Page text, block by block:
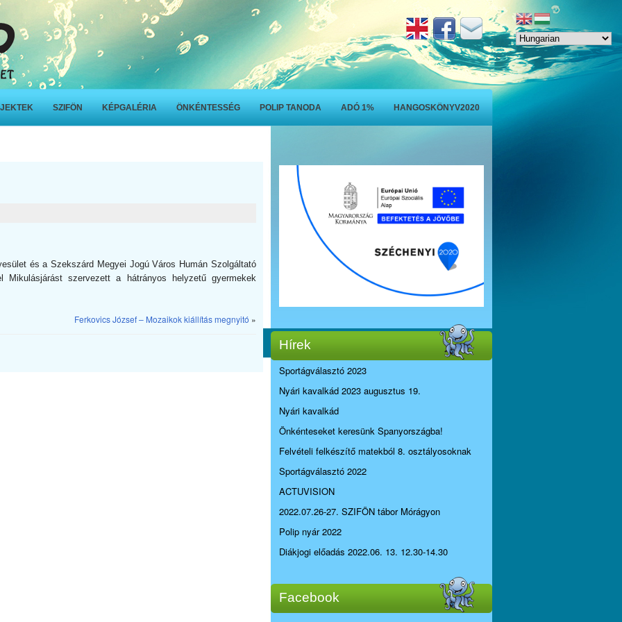
SZIFÖN KÉPGALÉRIA ÖNKÉNTESSÉG POLIP TANODA ADÓ 1% HANGOSKÖNYV2020
és a Szekszárd Megyei Jogú Város Humán Szolgáltató
Mikulásjárást szervezett a hátrányos helyzetű gyermekek
Ferkovics József – Mozaikok kiállítás megnyitó »
Hírek
Sportágválasztó 2023
Nyári kavalkád 2023 augusztus 19.
Nyári kavalkád
Önkénteseket keresünk Spanyországba!
Felvételi felkészítő matekból 8. osztályosoknak
Sportágválasztó 2022
ACTUVISION
2022.07.26-27. SZIFÖN tábor Mórágyon
Polip nyár 2022
Diákjogi előadás 2022.06. 13. 12.30-14.30
Facebook